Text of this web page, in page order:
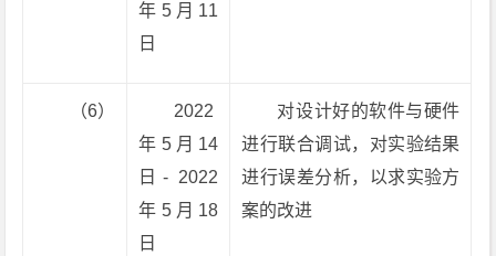
年5月11
日
（6）
2022
年5月14
日- 2022
年5月18
日
对设计好的软件与硬件
进行联合调试，对实验结果
进行误差分析，以求实验方
案的改进